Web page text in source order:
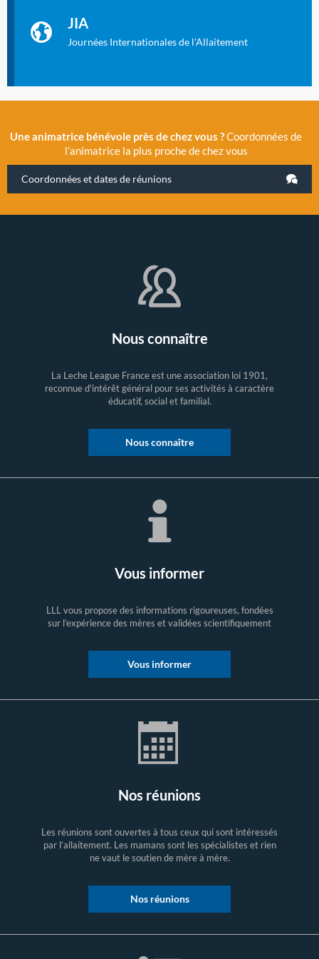
JIA
Journées Internationales de l'Allaitement
2019 la 11e Journée Internationale de l’Allaitement, un
évènement exceptionnel organisé par LLL France.
Une animatrice bénévole près de chez vous ?Coordonnées de
l’animatrice la plus proche de chez vous
Coordonnées et dates de réunions
Nous connaître
La Leche League France est une association loi 1901,
reconnue d'intérêt général pour ses activités à caractère
éducatif, social et familial.
Nous connaître
Vous informer
LLL vous propose des informations rigoureuses, fondées
sur l’expérience des mères et validées scientifiquement
Vous informer
Nos réunions
Les réunions sont ouvertes à tous ceux qui sont intéressés
par l’allaitement. Les mamans sont les spécialistes et rien
ne vaut le soutien de mère à mère.
Nos réunions